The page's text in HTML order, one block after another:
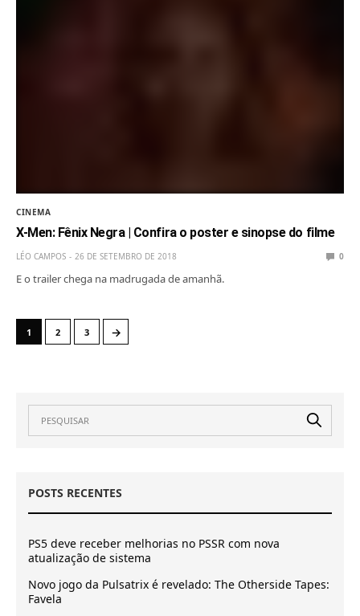
CINEMA
X-Men: Fênix Negra | Confira o poster e sinopse do filme
LÉO CAMPOS 26 DE SETEMBRO DE 2018 0
E o trailer chega na madrugada de amanhã.
1 2 3 →
POSTS RECENTES
PS5 deve receber melhorias no PSSR com nova
atualização de sistema
Novo jogo da Pulsatrix é revelado: The Otherside Tapes:
Favela